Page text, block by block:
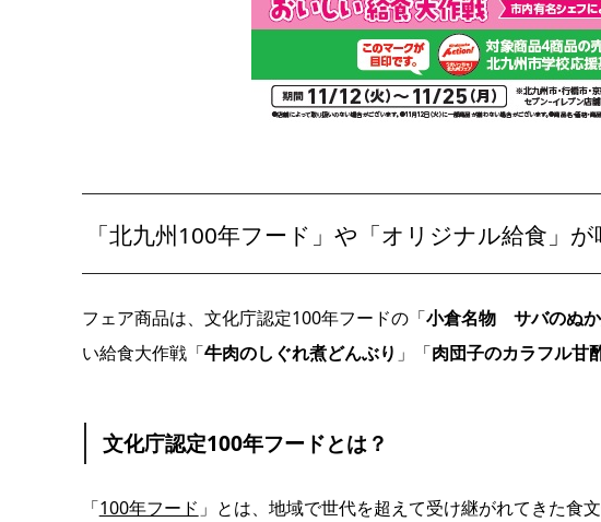
「北九州100年フード」や「オリジナル給食」
フェア商品は、文化庁認定100年フードの「小倉名物 サバのぬ
い給食大作戦「牛肉のしぐれ煮どんぶり 」「肉団子のカラフル甘
文化庁認定100年フードとは？
「100年フード 」とは、地域で世代を超えて受け継がれてきた食